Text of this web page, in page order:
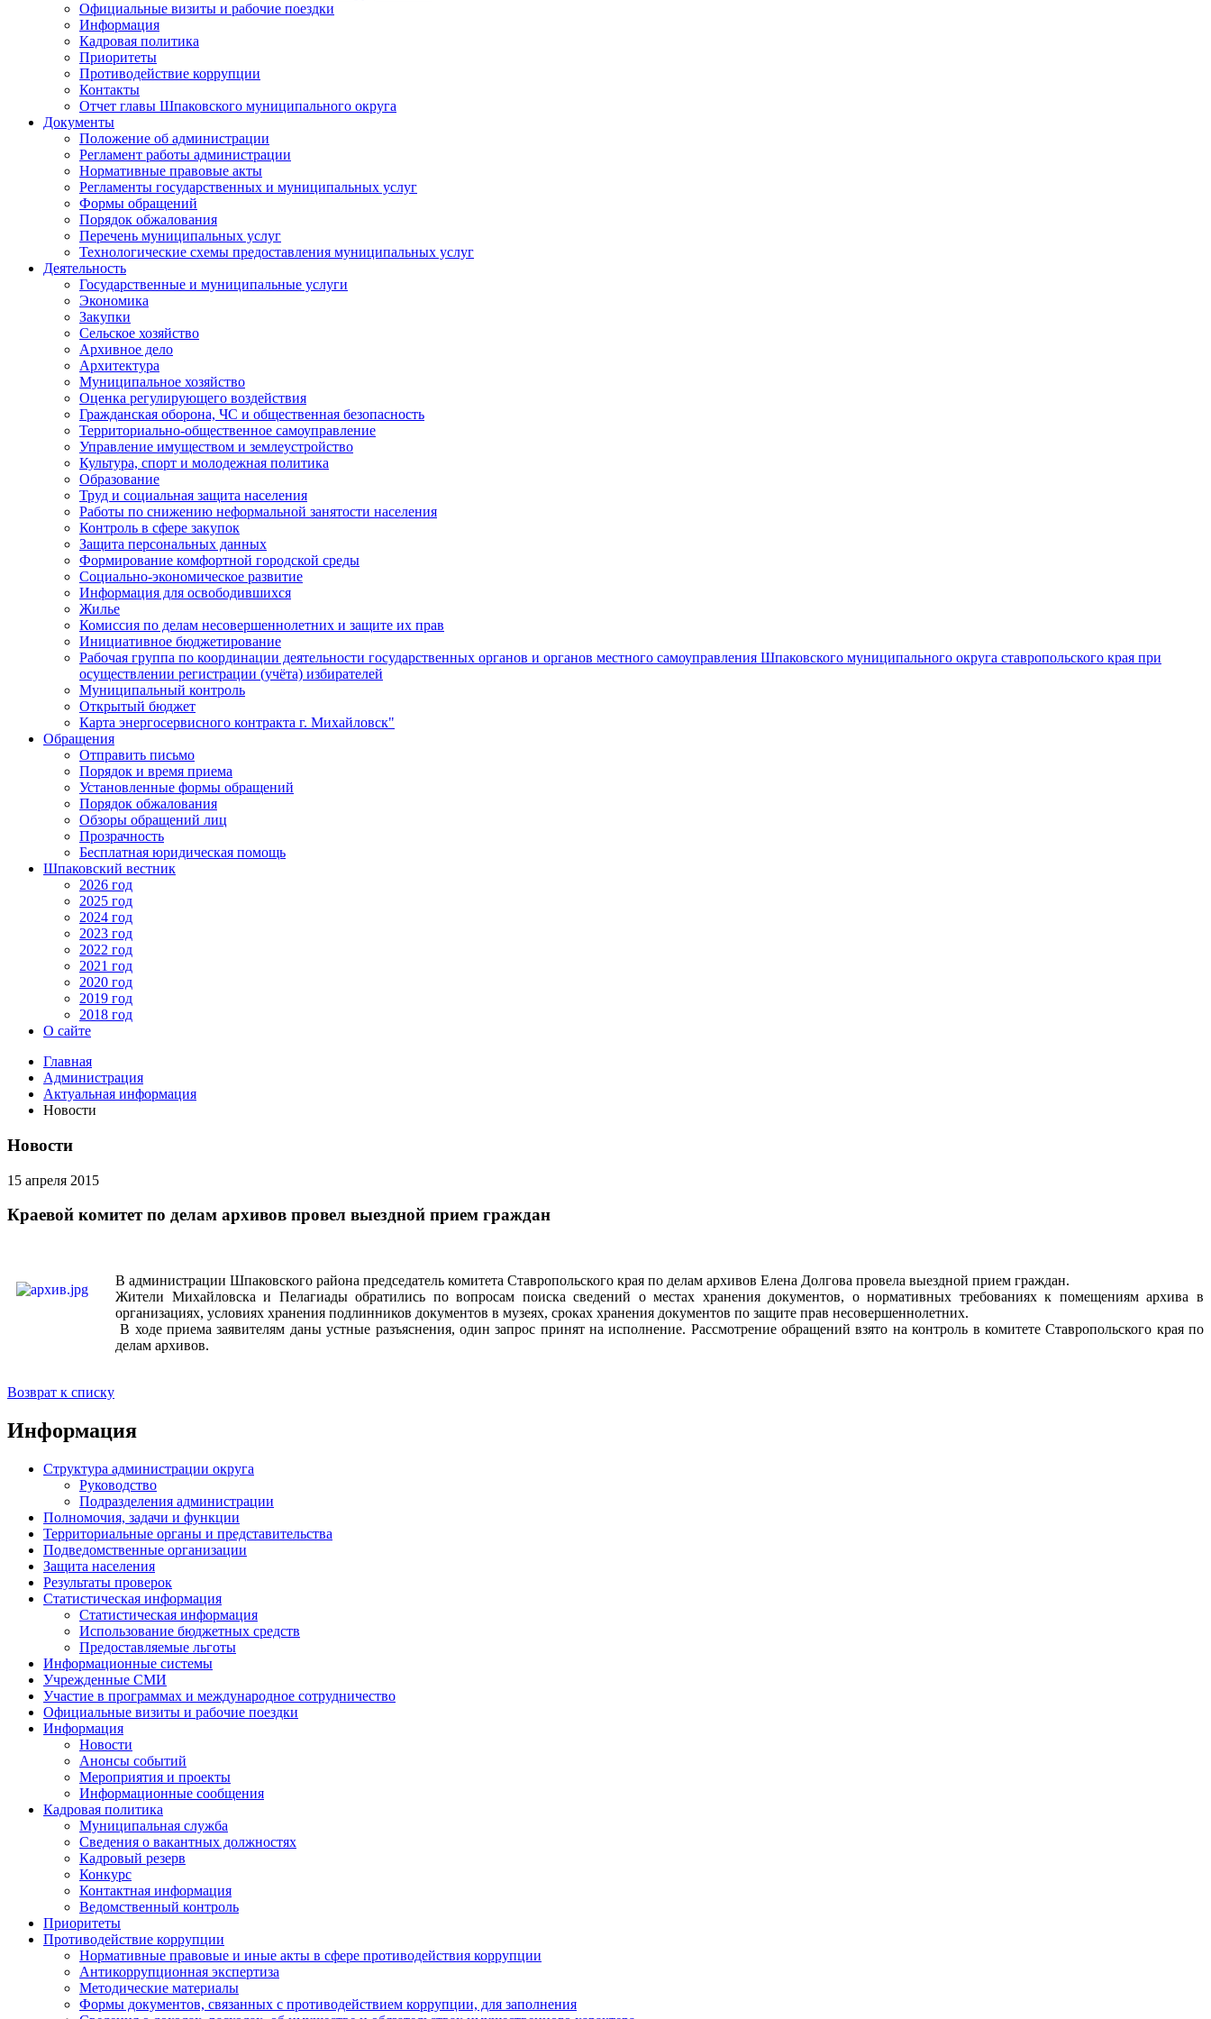
Официальные визиты и рабочие поездки
Информация
Кадровая политика
Приоритеты
Противодействие коррупции
Контакты
Отчет главы Шпаковского муниципального округа
Документы
Положение об администрации
Регламент работы администрации
Нормативные правовые акты
Регламенты государственных и муниципальных услуг
Формы обращений
Порядок обжалования
Перечень муниципальных услуг
Технологические схемы предоставления муниципальных услуг
Деятельность
Государственные и муниципальные услуги
Экономика
Закупки
Сельское хозяйство
Архивное дело
Архитектура
Муниципальное хозяйство
Оценка регулирующего воздействия
Гражданская оборона, ЧС и общественная безопасность
Территориально-общественное самоуправление
Управление имуществом и землеустройство
Культура, спорт и молодежная политика
Образование
Труд и социальная защита населения
Работы по снижению неформальной занятости населения
Контроль в сфере закупок
Защита персональных данных
Формирование комфортной городской среды
Социально-экономическое развитие
Информация для освободившихся
Жилье
Комиссия по делам несовершеннолетних и защите их прав
Инициативное бюджетирование
Рабочая группа по координации деятельности государственных органов и органов местного самоуправления Шпаковского муниципального округа ставропольского края при
осуществлении регистрации (учёта) избирателей
Муниципальный контроль
Открытый бюджет
Карта энергосервисного контракта г. Михайловск"
Обращения
Отправить письмо
Порядок и время приема
Установленные формы обращений
Порядок обжалования
Обзоры обращений лиц
Прозрачность
Бесплатная юридическая помощь
Шпаковский вестник
2026 год
2025 год
2024 год
2023 год
2022 год
2021 год
2020 год
2019 год
2018 год
О сайте
Главная
Администрация
Актуальная информация
Новости
Новости
15 апреля 2015
Краевой комитет по делам архивов провел выездной прием граждан
В администрации Шпаковского района председатель комитета Ставропольского края по делам архивов Елена Долгова провела выездной прием граждан.
Жители Михайловска и Пелагиады обратились по вопросам поиска сведений о местах хранения документов, о нормативных требованиях к помещениям архива в
организациях, условиях хранения подлинников документов в музеях, сроках хранения документов по защите прав несовершеннолетних.
В ходе приема заявителям даны устные разъяснения, один запрос принят на исполнение. Рассмотрение обращений взято на контроль в комитете Ставропольского края по
делам архивов.
Возврат к списку
Информация
Структура администрации округа
Руководство
Подразделения администрации
Полномочия, задачи и функции
Территориальные органы и представительства
Подведомственные организации
Защита населения
Результаты проверок
Статистическая информация
Статистическая информация
Использование бюджетных средств
Предоставляемые льготы
Информационные системы
Учрежденные СМИ
Участие в программах и международное сотрудничество
Официальные визиты и рабочие поездки
Информация
Новости
Анонсы событий
Мероприятия и проекты
Информационные сообщения
Кадровая политика
Муниципальная служба
Сведения о вакантных должностях
Кадровый резерв
Конкурс
Контактная информация
Ведомственный контроль
Приоритеты
Противодействие коррупции
Нормативные правовые и иные акты в сфере противодействия коррупции
Антикоррупционная экспертиза
Методические материалы
Формы документов, связанных с противодействием коррупции, для заполнения